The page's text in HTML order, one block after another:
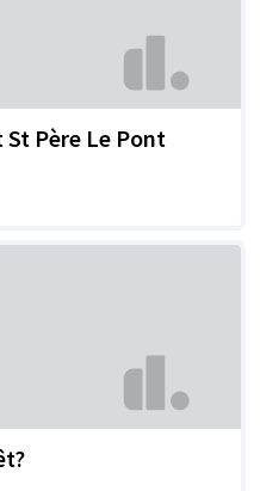
Père Le Pont